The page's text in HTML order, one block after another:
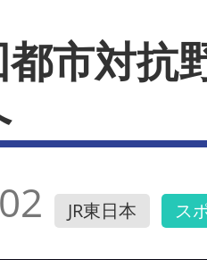
都市対
JR東日本 ス